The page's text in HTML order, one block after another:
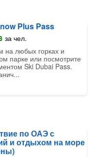
Plus Pass
за чел.
на любых горках и
парке или посмотрите
Ski Dubai Pass.
по ОАЭ с
и отдыхом на море